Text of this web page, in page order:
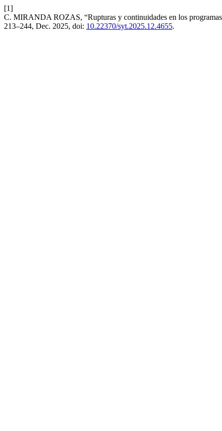
[1]
C. MIRANDA ROZAS, “Rupturas y continuidades en los
213–244, Dec. 2025, doi: 10.22370/syt.2025.12.4655.